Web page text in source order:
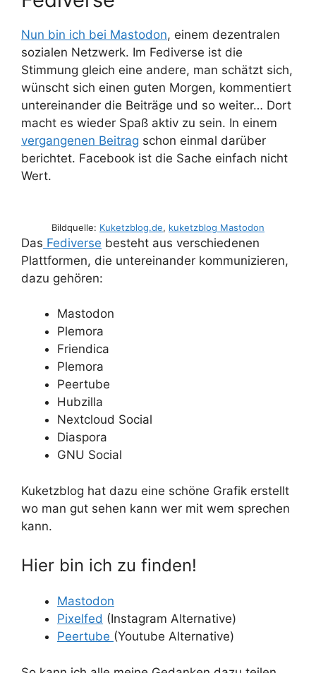
Nun bin ich bei Mastodon, einem dezentralen
sozialen Netzwerk. Im Fediverse ist die
Stimmung gleich eine andere, man schätzt sich,
wünscht sich einen guten Morgen, kommentiert
untereinander die Beiträge und so weiter… Dort
macht es wieder Spaß aktiv zu sein. In einem
vergangenen Beitrag schon einmal darüber
berichtet. Facebook ist die Sache einfach nicht
Wert.
Bildquelle: Kuketzblog.de, kuketzblog Mastodon
Das Fediverse besteht aus verschiedenen
Plattformen, die untereinander kommunizieren,
dazu gehören:
Mastodon
Plemora
Friendica
Plemora
Peertube
Hubzilla
Nextcloud Social
Diaspora
GNU Social
Kuketzblog hat dazu eine schöne Grafik erstellt
wo man gut sehen kann wer mit wem sprechen
kann.
Hier bin ich zu finden!
Mastodon
Pixelfed (Instagram Alternative)
Peertube (Youtube Alternative)